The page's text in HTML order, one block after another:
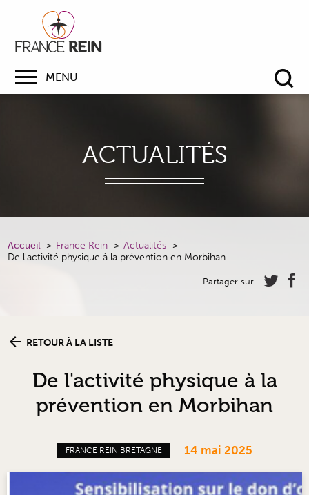
MENU
ACTUALITÉS
Accueil France Rein
Actualités
De l'activité physique à la prévention en Morbihan
Partager sur
RETOUR À LA LISTE
De l'activité physique à la
prévention en Morbihan
FRANCE REIN BRETAGNE 14 mai 2025